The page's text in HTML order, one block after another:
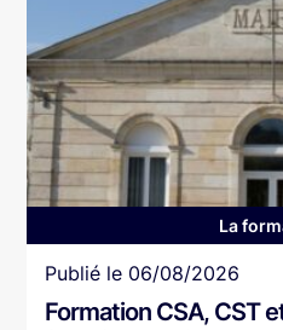
La
Article
Publié le 06/08/2026
Formation CSA, CST